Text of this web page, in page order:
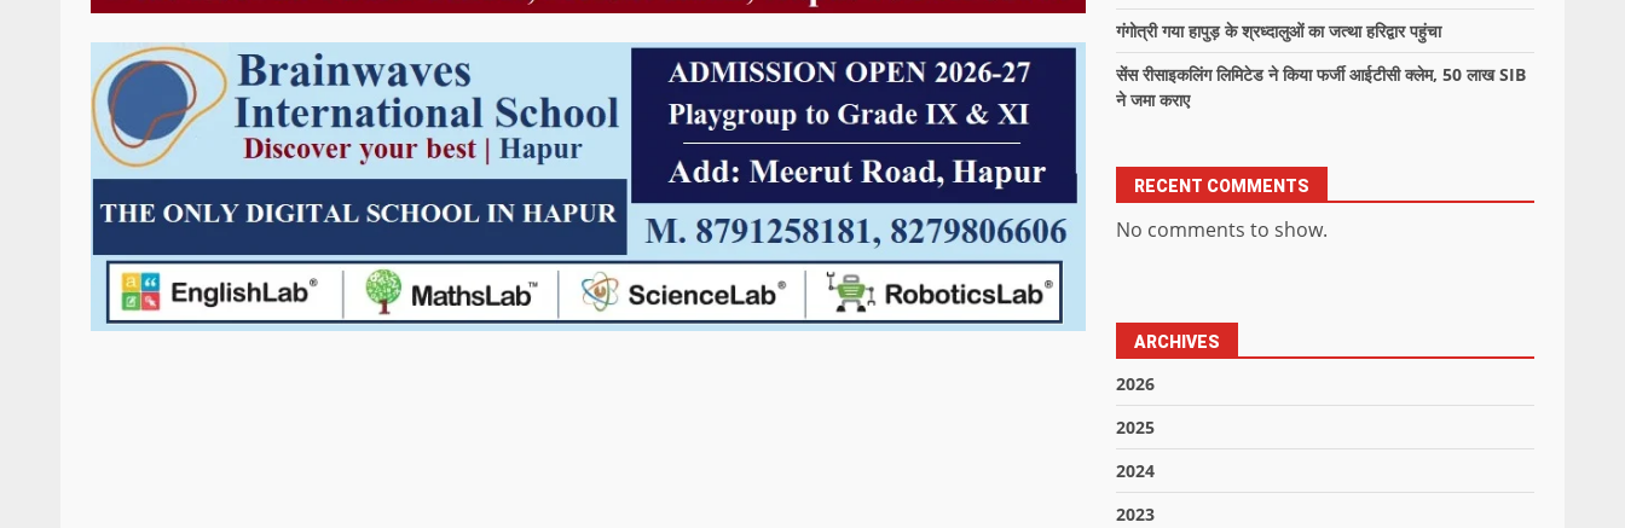
गंगोत्री गया हापुड़ के श्रध्दालुओं का जत्था हरिद्वार पहुंचा
सेंस रीसाइकलिंग लिमिटेड ने किया फर्जी आईटीसी क्लेम, 50 लाख SIB
ने जमा कराए
RECENT COMMENTS
No comments to show.
ARCHIVES
2026
2025
2024
2023